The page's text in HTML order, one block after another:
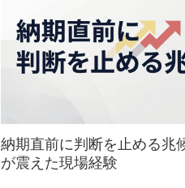
納期直前に判断を止める兆
が震えた現場経験